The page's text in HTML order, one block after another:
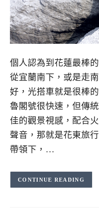
個人認為到花蓮最棒
從宜蘭南下，或是走
好，光搭車就是很棒
魯閣號很快速，但傳
佳的觀景視感，配合
聲音，那就是花東旅
帶領下，…
CONTINUE READING